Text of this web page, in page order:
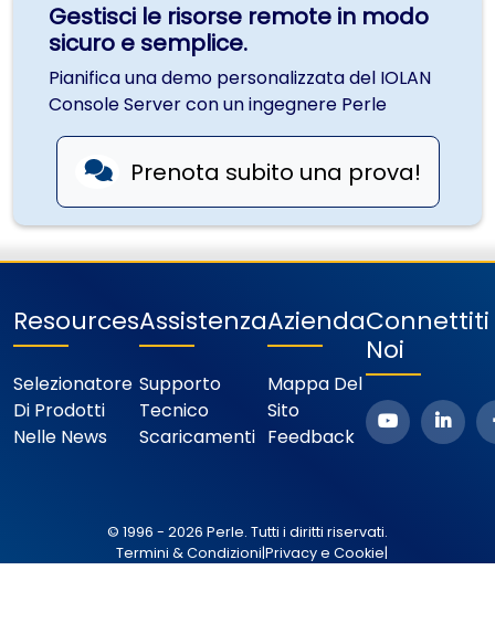
Gestisci le risorse remote in modo
sicuro e semplice.
Pianifica una demo personalizzata del IOLAN
Console Server con un ingegnere Perle
Prenota subito una prova!
Resources
Selezionatore
Di Prodotti
Nelle News
Assistenza
Supporto
Tecnico
Scaricamenti
Azienda
Mappa Del
Sito
Feedback
Connettiti
Noi
© 1996 - 2026 Perle. Tutti i diritti riservati.
Termini & Condizioni|Privacy e Cookie|